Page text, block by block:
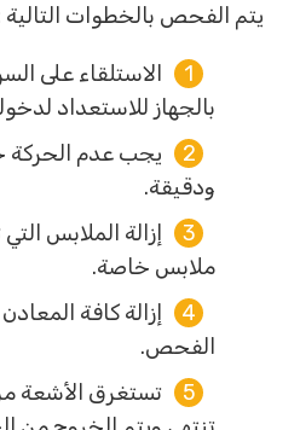
يتم الفحص بالخطوات التالية :
الاستلقاء على
بالجهاز للاستعداد لدخوله .
يجب عدم الحركة
ودقيقة.
إزالة الملابس التي
ملابس خاصة.
إزالة كافة المعادن
الفحص.